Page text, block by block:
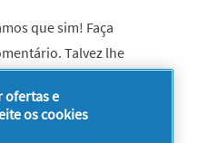
que sim! Faça
Talvez lhe
ofertas e
os cookies